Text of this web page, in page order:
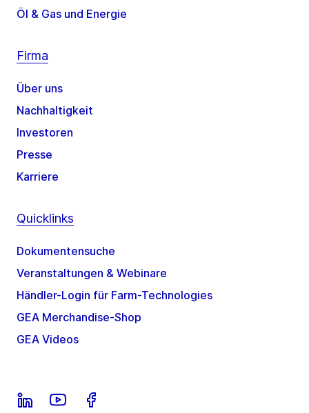
Öl & Gas und Energie
Firma
Über uns
Nachhaltigkeit
Investoren
Presse
Karriere
Quicklinks
Dokumentensuche
Veranstaltungen & Webinare
Händler-Login für Farm-Technologies
GEA Merchandise-Shop
GEA Videos